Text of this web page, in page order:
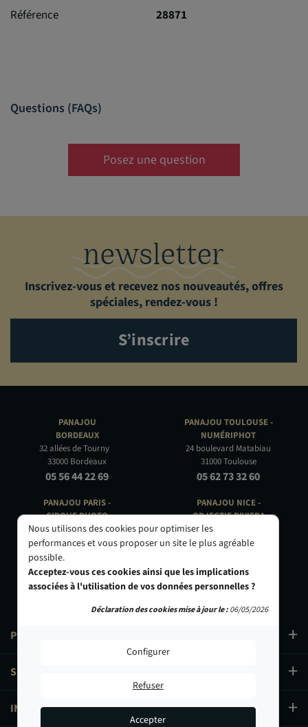
Référence
28871
Questions (FAQs)
Posez une question
newsletter
Inscrivez-vous et recevez nos nouveautés, offres
spéciales, rendez-vous !
S’inscrire
PANAJOU
BORDEAUX
32 allées de Tourny
33000 Bordeaux
05 56 44 22 69
PANAJOU PARIS -
CIRQUE PHOTO
9, bd des Filles-du-Calvaire
75003 Paris
01 40 29 91 91
PRODUITS
SERVICES
INFORMATIONS
PANAJOU TOULOUSE -
NUMÉRIPHOT
24 boulevard Matabiau
31000 Toulouse
05 62 73 32 60
PANAJOU NICE -
OBJECTIF RIVIERA
24 Rue de l'Hôtel des Postes
06000 Nice
Nous utilisons des cookies pour optimiser les
performances et vous proposer un site le plus agréable
possible.
Acceptez-vous ces cookies ainsi que les implications
associées à l'utilisation de vos données personnelles ?
Configurer
Refuser
Accepter
Déclaration des cookies mise à jour le :06/05/2026